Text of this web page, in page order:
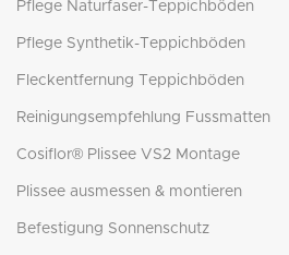
Pflege Naturfaser-Teppichböden
Pflege Synthetik-Teppichböden
Fleckentfernung Teppichböden
Reinigungsempfehlung Fussmatten
Cosiflor® Plissee VS2 Montage
Plissee ausmessen & montieren
Befestigung Sonnenschutz